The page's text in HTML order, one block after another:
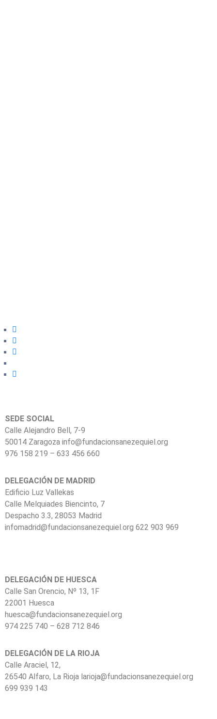
SEDE SOCIAL
Calle Alejandro Bell, 7-9
50014 Zaragoza info@fundacionsanezequiel.org
976 158 219 – 633 456 660
DELEGACIÓN DE MADRID
Edificio Luz Vallekas
Calle Melquiades Biencinto, 7
Despacho 3.3, 28053 Madrid
infomadrid@fundacionsanezequiel.org 622 903 969
DELEGACIÓN DE HUESCA
Calle San Orencio, Nº 13, 1F
22001 Huesca
huesca@fundacionsanezequiel.org
974 225 740 – 628 712 846
DELEGACIÓN DE LA RIOJA
Calle Araciel, 12,
26540 Alfaro, La Rioja larioja@fundacionsanezequiel.org
699 939 143